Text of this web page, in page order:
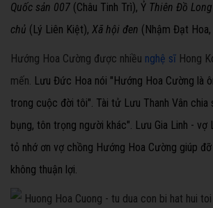
Quốc sản 007 (Châu Tinh Trì), Ỷ Thiên Đồ
chủ (Lý Liên Kiệt), Xã hội đen (Nhậm Đạt
Hướng Hoa Cường được nhiều nghệ sĩ Hong
mến. Lưu Đức Hoa nói "Hướng Hoa Cường là
trong cuộc đời tôi". Tài tử Lưu Thanh Vân chia
bụng, tôn trọng người khác". Lưu Gia Linh - vợ
tỏ nhớ ơn vợ chồng Hướng Hoa Cường giúp
không thuận lợi.